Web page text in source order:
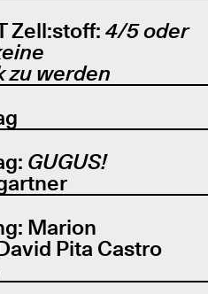
Zell:stoff: 4/5 oder
zu werden
GUGUS!
Marion
Pita Castro